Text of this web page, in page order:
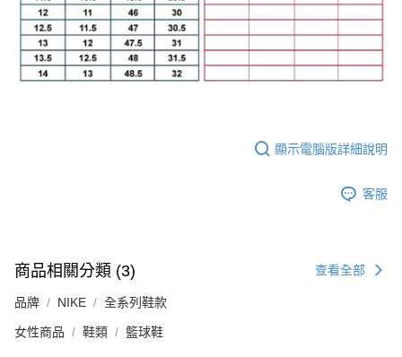
顯示電腦版詳細說明
客服
商品相關分類 (3) 查看全部
品牌 NIKE 全系列鞋款
女性商品 鞋類 籃球鞋